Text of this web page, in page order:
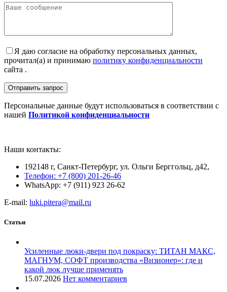
Я даю согласие на обработку персональных данных,
прочитал(а) и принимаю политику конфиденциальности
сайта .
Персональные данные будут использоваться в соответствии с
нашей Политикой конфиденциальности
Наши контакты:
192148 г, Санкт-Петербург, ул. Ольги Берггольц, д42,
Телефон: +7 (800) 201-26-46
WhatsApp: +7 (911) 923 26-62
E-mail: luki.pitera@mail.ru
Статьи
Усиленные люки-двери под покраску: ТИТАН МАКС,
МАГНУМ, СОФТ производства «Визионер»: где и
какой люк лучше применять
15.07.2026 Нет комментариев